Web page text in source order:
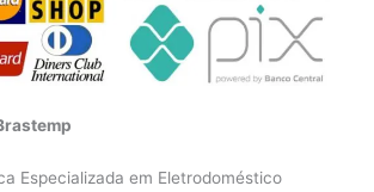
Especializada em Eletrodoméstico